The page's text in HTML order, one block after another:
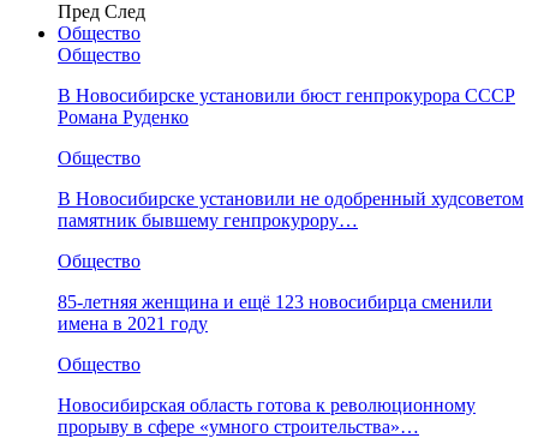
Пред След
Общество
Общество
В Новосибирске установили бюст генпрокурора СССР
Романа Руденко
Общество
В Новосибирске установили не одобренный худсоветом
памятник бывшему генпрокурору…
Общество
85-летняя женщина и ещё 123 новосибирца сменили
имена в 2021 году
Общество
Новосибирская область готова к революционному
прорыву в сфере «умного строительства»…